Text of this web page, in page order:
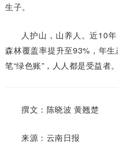
生子。
人护山，山养人。近10
森林覆盖率提升至93%，年
笔“绿色账”，人人都是受益者。
撰文：陈晓波 黄翘楚
来源：云南日报